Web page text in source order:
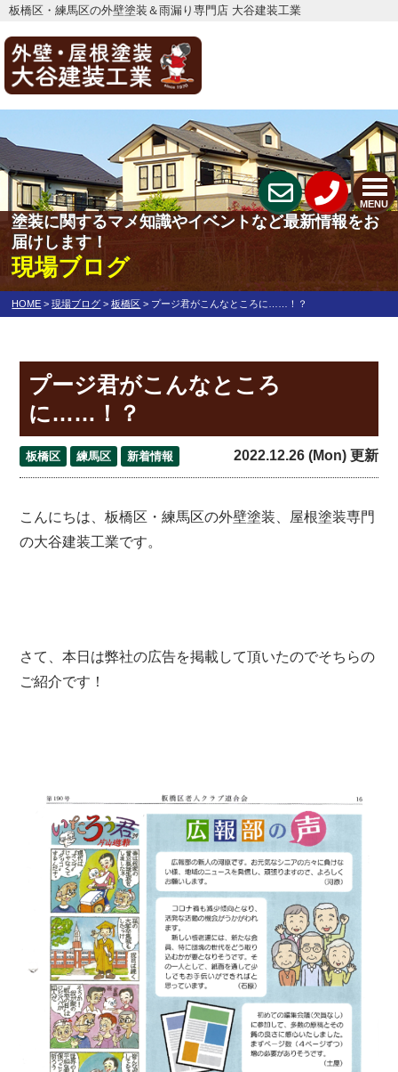
板橋区・練馬区の外壁塗装＆雨漏り専門店 大谷建装工業
MENU
塗装に関するマメ知識やイベントなど最新情報をお
届けします！
現場ブログ
HOME >現場ブログ >板橋区 > プージ君がこんなところに……！？
プージ君がこんなところ
に……！？
板橋区 練馬区 新着情報 2022.12.26 (Mon) 更新
こんにちは、板橋区・練馬区の外壁塗装、屋根塗装専門
の大谷建装工業です。
さて、本日は弊社の広告を掲載して頂いたのでそちらの
ご紹介です！